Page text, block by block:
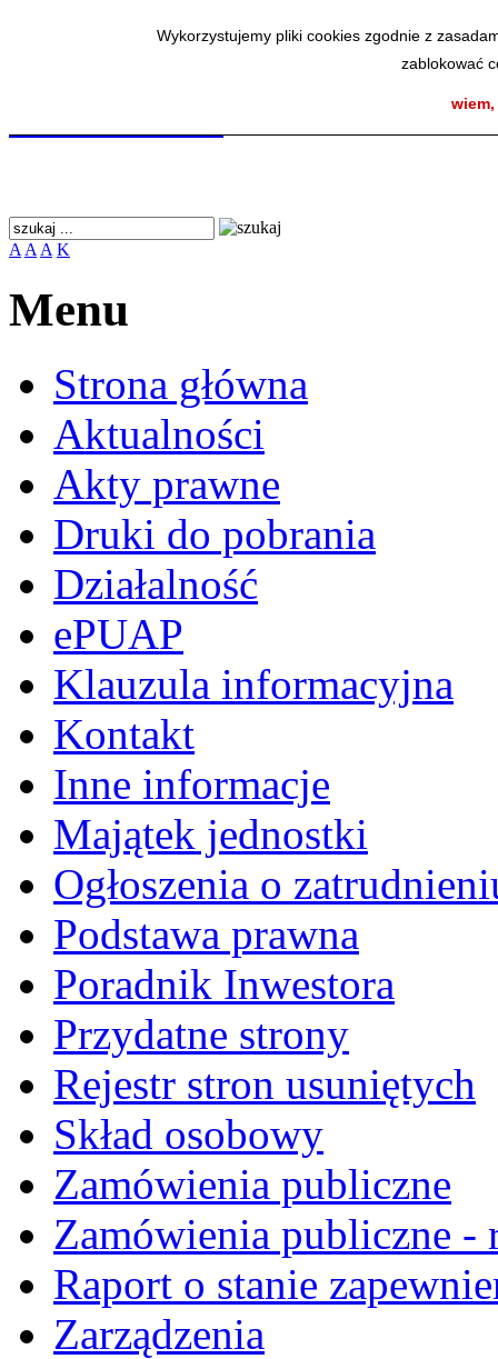
Wykorzystujemy pliki cookies zgodnie z
zablokować
Wykorzystujemy pliki cookies zgodnie z
zablokować
A A A K
Menu
Strona główna
Aktualności
Akty prawne
Druki do pobrania
Działalność
ePUAP
Klauzula informacyjna
Kontakt
Inne informacje
Majątek jednostki
Ogłoszenia o
Podstawa prawna
Poradnik Inwestora
Przydatne strony
Rejestr stron usuniętych
Skład osobowy
Zamówienia publiczne
Zamówienia publiczne -
Raport o stanie
Zarządzenia